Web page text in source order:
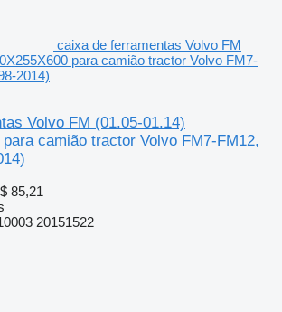
caixa de ferramentas Volvo FM
para camião tractor Volvo FM7-
2014)
Volvo FM (01.05-01.14)
para camião tractor Volvo FM7-FM12,
85,21
20151522